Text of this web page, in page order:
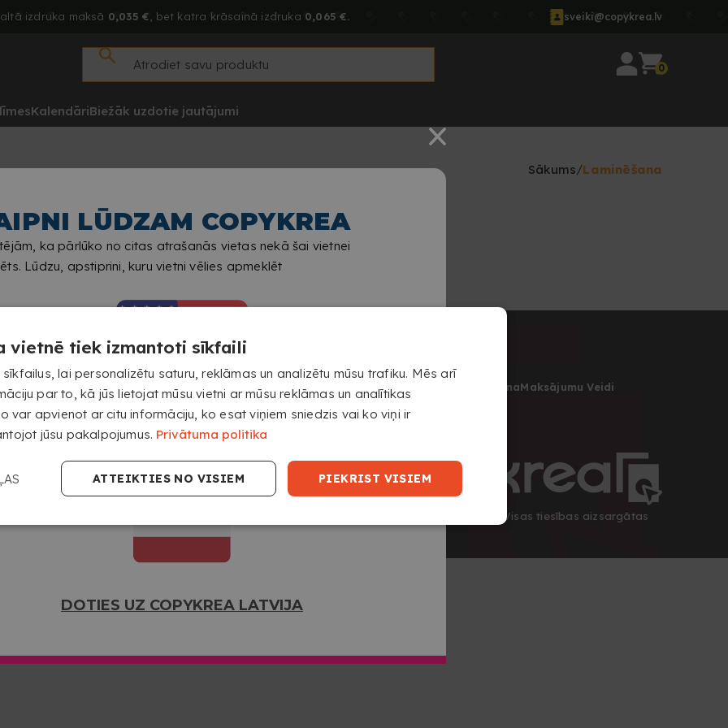
LŪDZAM COPYKREA
ka pārlūko no citas atrašanās vietas nekā šai vietnei
Lūdzu, apstiprini, kuru vietni vēlies apmeklēt
DOTIES UZ COPYKREA USA
DOTIES UZ COPYKREA LATVIJA
izdruka maksā 0,035 € , bet katra krāsainā izdruka 0,065 €. sveiki@copykrea.lv
0
KalendāriBiežāk uzdotie jautājumi
Sākums Laminēšana
GROZAM
paziņojumsLīguma Nosacījumi Ražošanas un Piegādes MetodesGarantija un AtgriešanaMaksājumu Veidi
Sīkdatņu politikaKontakts
SOCIĀLAJOS TĪKLOS
Autortiesības 2026 © Visas tiesības aizsargātas
vietnē tiek izmantoti sīkfaili
lai personalizētu saturu, reklāmas un analizētu mūsu trafiku. Mēs arī
par to, kā jūs lietojat mūsu vietni ar mūsu reklāmas un analītikas
var apvienot ar citu informāciju, ko esat viņiem sniedzis vai ko viņi ir
jūsu pakalpojumus. Privātuma politika
PIEKRIST VISIEM
ATTEIKTIES NO VISIEM